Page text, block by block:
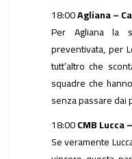
18:00Agliana –
Per Agliana la
preventivata, per
tutt’altro che
squadre che
senza passare dai
18:00CMB Lucca
Se veramente